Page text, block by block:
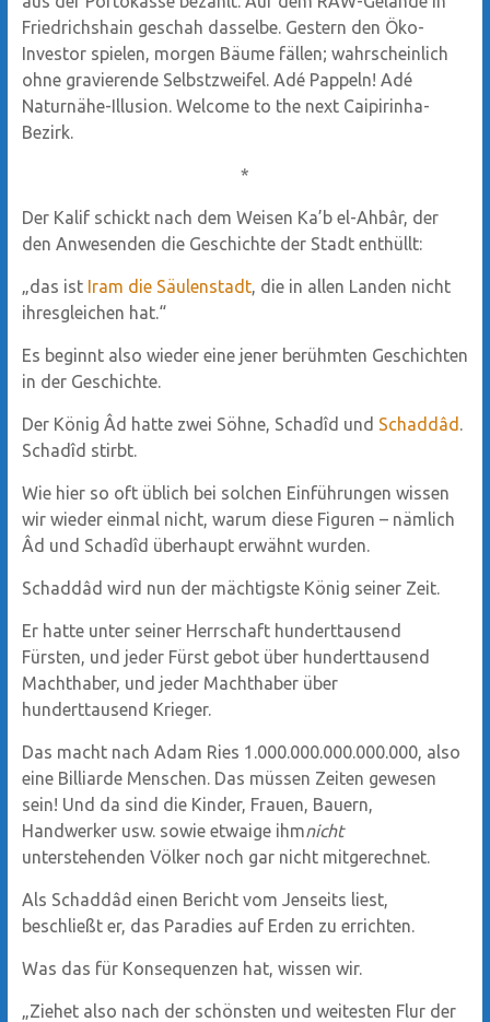
Friedrichshain geschah dasselbe. Gestern den Öko-
Investor spielen, morgen Bäume fällen; wahrscheinlich
ohne gravierende Selbstzweifel. Adé Pappeln! Adé
Naturnähe-Illusion. Welcome to the next Caipirinha-
Bezirk.
*
Der Kalif schickt nach dem Weisen Ka’b el-Ahbâr, der
den Anwesenden die Geschichte der Stadt enthüllt:
„das ist Iram die Säulenstadt, die in allen Landen nicht
ihresgleichen hat.“
Es beginnt also wieder eine jener berühmten Geschichten
in der Geschichte.
Der König Âd hatte zwei Söhne, Schadîd und Schaddâd .
Schadîd stirbt.
Wie hier so oft üblich bei solchen Einführungen wissen
wir wieder einmal nicht, warum diese Figuren – nämlich
Âd und Schadîd überhaupt erwähnt wurden.
Schaddâd wird nun der mächtigste König seiner Zeit.
Er hatte unter seiner Herrschaft hunderttausend
Fürsten, und jeder Fürst gebot über hunderttausend
Machthaber, und jeder Machthaber über
hunderttausend Krieger.
Das macht nach Adam Ries 1.000.000.000.000.000, also
eine Billiarde Menschen. Das müssen Zeiten gewesen
sein! Und da sind die Kinder, Frauen, Bauern,
Handwerker usw. sowie etwaige ihmnicht
unterstehenden Völker noch gar nicht mitgerechnet.
Als Schaddâd einen Bericht vom Jenseits liest,
beschließt er, das Paradies auf Erden zu errichten.
Was das für Konsequenzen hat, wissen wir.
„Ziehet also nach der schönsten und weitesten Flur der